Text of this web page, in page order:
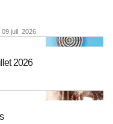
09 juil. 2026
2026